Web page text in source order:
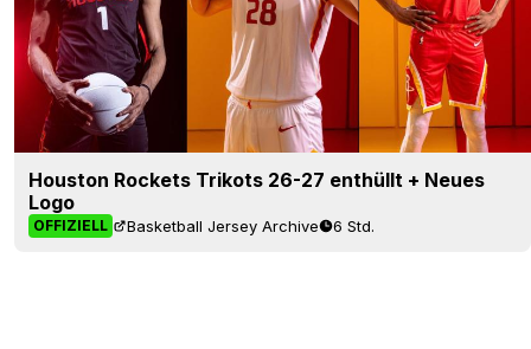
Houston Rockets Trikots 26-27 enthüllt + Neues
Logo
OFFIZIELL Basketball Jersey Archive 6 Std.